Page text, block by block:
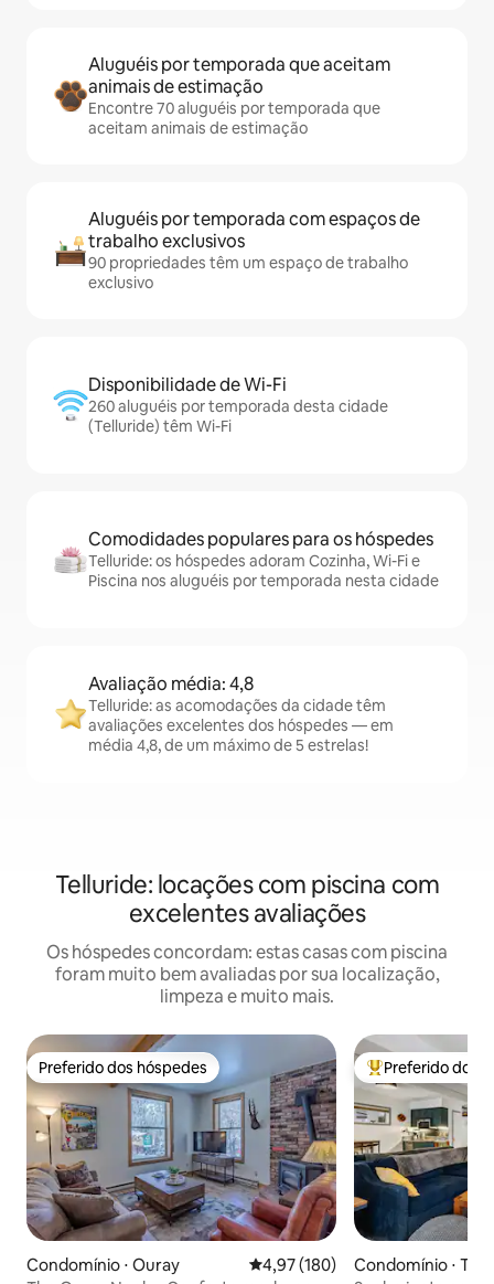
Aluguéis por temporada que aceitam
animais de estimação
Encontre 70 aluguéis por temporada que
aceitam animais de estimação
Aluguéis por temporada com espaços de
trabalho exclusivos
90 propriedades têm um espaço de trabalho
exclusivo
Disponibilidade de Wi-Fi
260 aluguéis por temporada desta cidade
(Telluride) têm Wi-Fi
Comodidades populares para os hóspedes
Telluride: os hóspedes adoram Cozinha, Wi-Fi e
Piscina nos aluguéis por temporada nesta cidade
Avaliação média: 4,8
Telluride: as acomodações da cidade têm
avaliações excelentes dos hóspedes — em
média 4,8, de um máximo de 5 estrelas!
Telluride: locações com piscina com
excelentes avaliações
Os hóspedes concordam: estas casas com piscina
foram muito bem avaliadas por sua localização,
limpeza e muito mais.
Preferido dos hóspedes
Preferido dos hóspedes
Condomínio ⋅ Ouray 4,97 de uma avaliação média de
4,97 (180)
Entre os
Preferido dos
Condomínio ⋅